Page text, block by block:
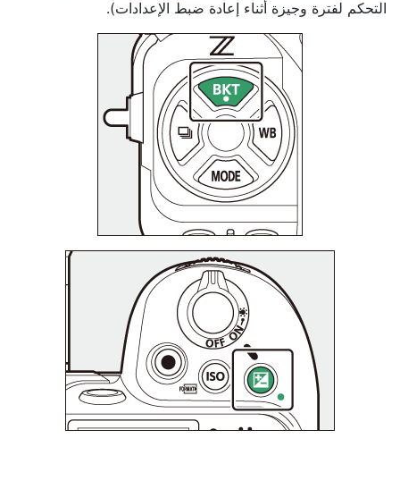
التحكم لفترة وجيزة أثناء إعادة ضبط الإعدادات).